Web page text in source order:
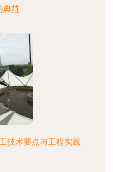
典范
技术要点与工程实践